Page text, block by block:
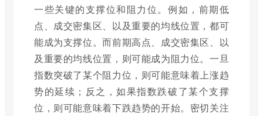
一些关键的支撑位和阻力位。例如，前期低
点、成交密集区、以及重要的均线位置，都可
能成为支撑位。而前期高点、成交密集区、以
及重要的均线位置，则可能成为阻力位。一旦
指数突破了某个阻力位，则可能意味着上涨趋
势的延续；反之，如果指数跌破了某个支撑
位，则可能意味着下跌趋势的开始。密切关注